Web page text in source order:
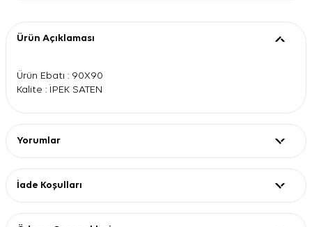
Ürün Açıklaması
Ürün Ebatı : 90X90
Kalite : İPEK SATEN
Yorumlar
İade Koşulları